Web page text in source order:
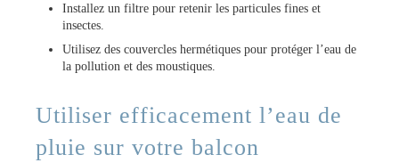
Installez un filtre pour retenir les particules fines et
insectes.
Utilisez des couvercles hermétiques pour protéger l’eau de
la pollution et des moustiques.
Utiliser efficacement l’eau de
pluie sur votre balcon